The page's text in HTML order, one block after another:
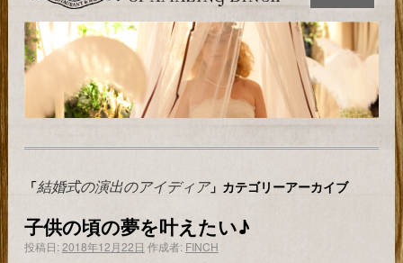
「結婚式の演出のアイディア」カテゴリーアーカイブ
子供の頃の夢を叶えたい♪
投稿日:2018年12月22日 作成者: FINCH